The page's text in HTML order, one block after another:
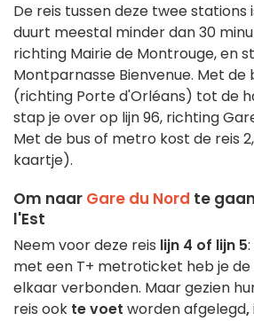
De reis tussen deze twee stations
duurt meestal minder dan 30
richting Mairie de Montrouge, en
Montparnasse Bienvenue. Met de
(richting Porte d'Orléans) tot de
stap je over op lijn 96, richting
Met de bus of metro kost de reis
kaartje).
Om naar Gare du Nord te
l'Est
Neem voor deze reis lijn 4 of lijn 5
met een T+ metroticket heb je
elkaar verbonden. Maar gezien
reis ook te voet worden afgelegd,